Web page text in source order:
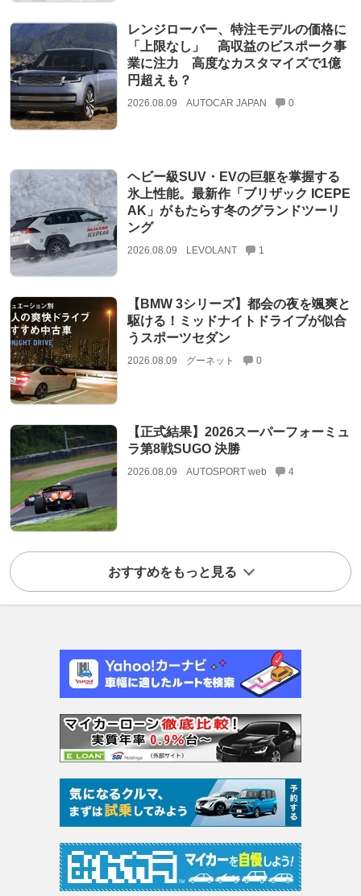
レンジローバー、特注モデルの価格に
「上限なし」 高収益のビスポーク事
業に注力 高度なカスタマイズで1億
円超えも？
2026.08.09 AUTOCAR JAPAN 0
ヘビー級SUV・EVの巨躯を掌握する
氷上性能。最新作「ブリザック ICEPE
AK」がもたらす冬のグランドツーリ
ング
2026.08.09 LEVOLANT 1
【BMW 3シリーズ】都会の夜を颯爽と
駆ける！ミッドナイトドライブが似合
うスポーツセダン
2026.08.09 グーネット 0
【正式結果】2026スーパーフォーミュ
ラ第8戦SUGO 決勝
2026.08.09 AUTOSPORT web 4
おすすめをもっと見る